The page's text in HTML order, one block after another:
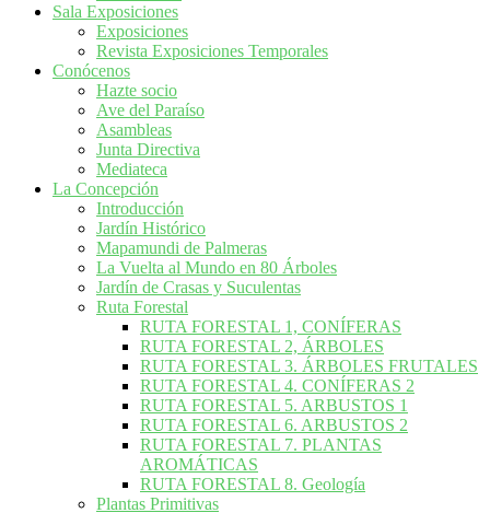
Sala Exposiciones
Exposiciones
Revista Exposiciones Temporales
Conócenos
Hazte socio
Ave del Paraíso
Asambleas
Junta Directiva
Mediateca
La Concepción
Introducción
Jardín Histórico
Mapamundi de Palmeras
La Vuelta al Mundo en 80 Árboles
Jardín de Crasas y Suculentas
Ruta Forestal
RUTA FORESTAL 1, CONÍFERAS
RUTA FORESTAL 2, ÁRBOLES
RUTA FORESTAL 3. ÁRBOLES FRUTALES
RUTA FORESTAL 4. CONÍFERAS 2
RUTA FORESTAL 5. ARBUSTOS 1
RUTA FORESTAL 6. ARBUSTOS 2
RUTA FORESTAL 7. PLANTAS
AROMÁTICAS
RUTA FORESTAL 8. Geología
Plantas Primitivas